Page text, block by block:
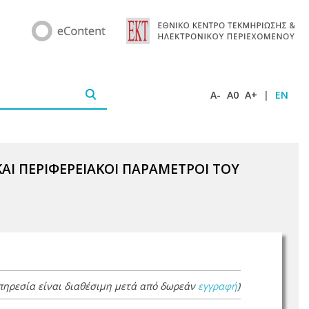
A- A0 A+ | EN
ΠΕΡΙΦΕΡΕΙΑΚΟΙ ΠΑΡΑΜΕΤΡΟΙ ΤΟΥ
είναι διαθέσιμη μετά από δωρεάν εγγραφή)